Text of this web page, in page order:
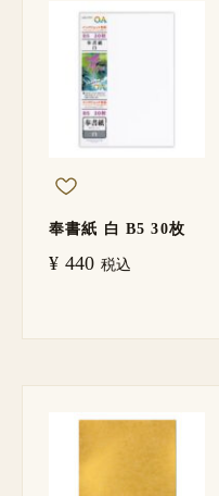
奉書紙 白 B5 30枚
¥ 440 税込